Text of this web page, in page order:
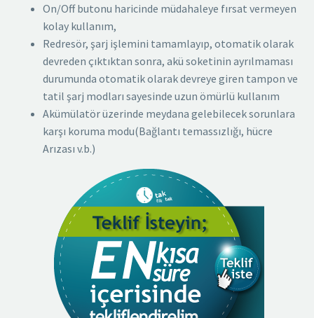
On/Off butonu haricinde müdahaleye fırsat vermeyen
kolay kullanım,
Redresör, şarj işlemini tamamlayıp, otomatik olarak
devreden çıktıktan sonra, akü soketinin ayrılmaması
durumunda otomatik olarak devreye giren tampon ve
tatil şarj modları sayesinde uzun ömürlü kullanım
Akümülatör üzerinde meydana gelebilecek sorunlara
karşı koruma modu(Bağlantı temassızlığı, hücre
Arızası v.b.)